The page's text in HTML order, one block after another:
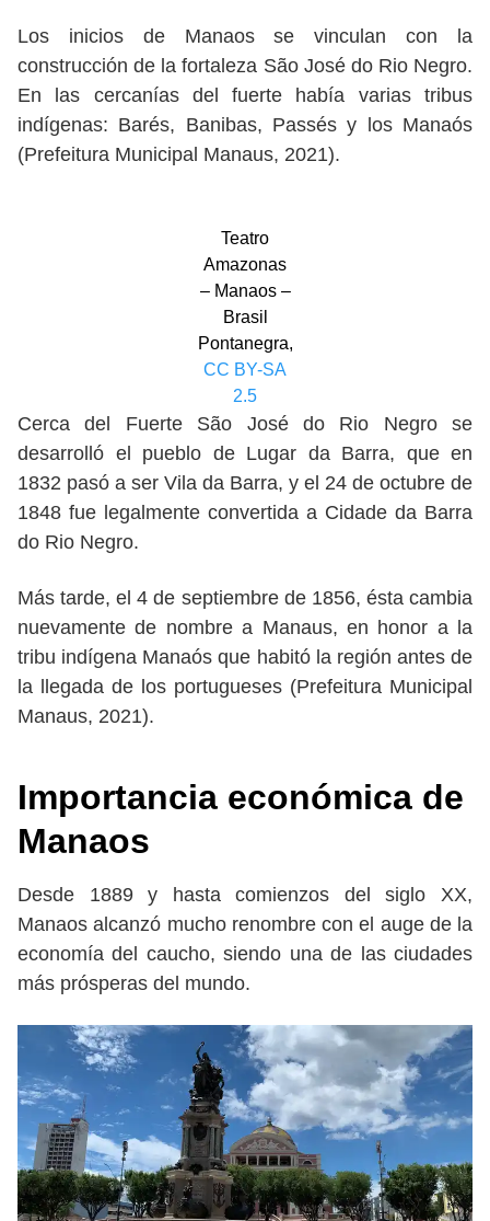
Los inicios de Manaos se vinculan con la
construcción de la fortaleza São José do Rio Negro.
En las cercanías del fuerte había varias tribus
indígenas: Barés, Banibas, Passés y los Manaós
(Prefeitura Municipal Manaus, 2021).
Teatro
Amazonas
– Manaos –
Brasil
Pontanegra,
CC BY-SA
2.5
Cerca del Fuerte São José do Rio Negro se
desarrolló el pueblo de Lugar da Barra, que en
1832 pasó a ser Vila da Barra, y el 24 de octubre de
1848 fue legalmente convertida a Cidade da Barra
do Rio Negro.
Más tarde, el 4 de septiembre de 1856, ésta cambia
nuevamente de nombre a Manaus, en honor a la
tribu indígena Manaós que habitó la región antes de
la llegada de los portugueses (Prefeitura Municipal
Manaus, 2021).
Importancia económica de
Manaos
Desde 1889 y hasta comienzos del siglo XX,
Manaos alcanzó mucho renombre con el auge de la
economía del caucho, siendo una de las ciudades
más prósperas del mundo.